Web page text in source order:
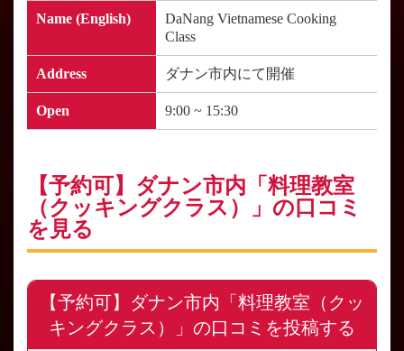
Name (English)
DaNang Vietnamese Cooking
Class
Address ダナン市内にて開催
Open 9:00 ~ 15:30
【予約可】ダナン市内「料理教室
（クッキングクラス）」の口コミ
を見る
【予約可】ダナン市内「料理教室（クッ
キングクラス）」の口コミを投稿する